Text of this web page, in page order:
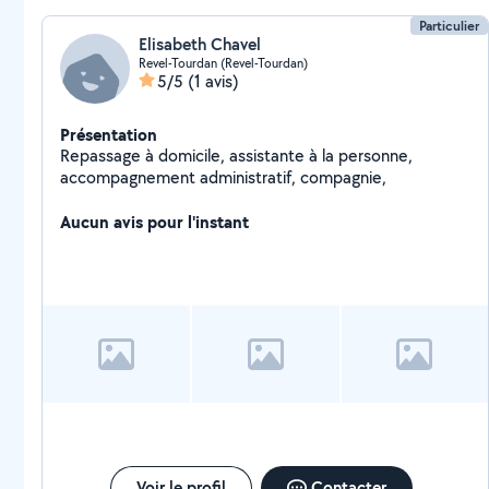
Particulier
Elisabeth Chavel
Revel-Tourdan (Revel-Tourdan)
5/5 (1 avis)
Présentation
Repassage à domicile, assistante à la personne,
accompagnement administratif, compagnie,
Aucun avis pour l'instant